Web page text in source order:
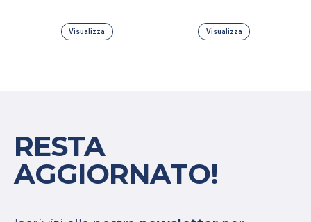
Visualizza Visualizza
RESTA
AGGIORNATO!